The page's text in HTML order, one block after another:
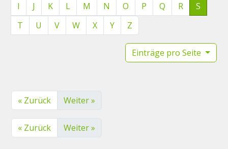
I
J K L M N O P Q R
S
T
U V W X Y Z
Einträge pro Seite
« Zurück Weiter »
« Zurück Weiter »